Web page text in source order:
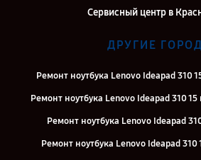
Сервисный центр в
ДРУГИЕ
Ремонт ноутбука Lenovo Ideapad 310
Ремонт ноутбука Lenovo Ideapad 310
Ремонт ноутбука Lenovo Ideapad
Ремонт ноутбука Lenovo Ideapad 310